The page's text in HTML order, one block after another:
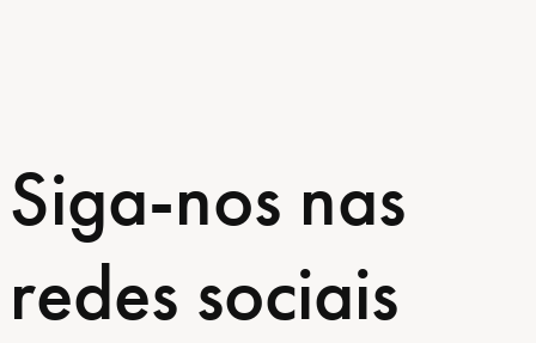
Siga-nos nas
redes sociais